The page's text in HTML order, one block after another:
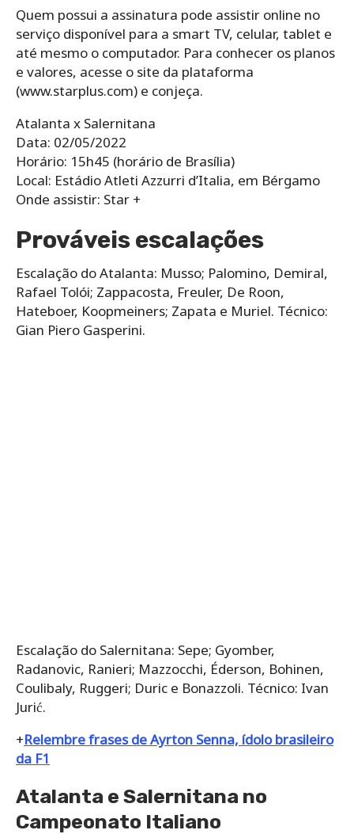
Quem possui a assinatura pode assistir online no
serviço disponível para a smart TV, celular, tablet e
até mesmo o computador. Para conhecer os planos
e valores, acesse o site da plataforma
(www.starplus.com) e conjeça.
Atalanta x Salernitana
Data: 02/05/2022
Horário: 15h45 (horário de Brasília)
Local: Estádio Atleti Azzurri d’Italia, em Bérgamo
Onde assistir: Star +
Prováveis escalações
Escalação do Atalanta: Musso; Palomino, Demiral,
Rafael Tolói; Zappacosta, Freuler, De Roon,
Hateboer, Koopmeiners; Zapata e Muriel. Técnico:
Gian Piero Gasperini.
Escalação do Salernitana: Sepe; Gyomber,
Radanovic, Ranieri; Mazzocchi, Éderson, Bohinen,
Coulibaly, Ruggeri; Duric e Bonazzoli. Técnico: Ivan
Jurić.
+Relembre frases de Ayrton Senna, ídolo brasileiro
da F1
Atalanta e Salernitana no
Campeonato Italiano